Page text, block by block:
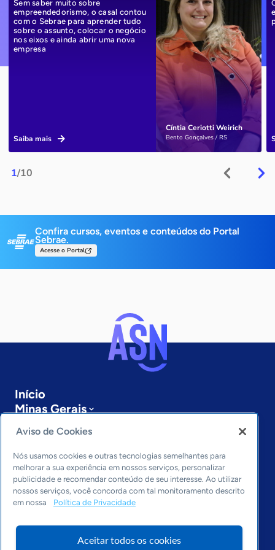
1/10
Cíntia Ceriotti Weirich
Bento Gonçalves / RS
Sem saber muito sobre
empreendedorismo, o casal contou
com o Sebrae para aprender tudo
sobre o assunto, colocar o negócio
nos eixos e ainda abrir uma nova
empresa
Saiba mais
Confira cursos, eventos e conteúdos do Portal
Sebrae.
Acesse o Portal
Início
Minas Gerais
Sobre a ASN
Últimas notícias
Entre em contato
Editorias
Economia & Política
Inovação & Tecnologia
Cultura empreendedora
Aviso de Cookies
Nós usamos cookies e outras tecnologias semelhantes para
melhorar a sua experiência em nossos serviços, personalizar
publicidade e recomendar conteúdo de seu interesse. Ao utilizar
nossos serviços, você concorda com tal monitoramento descrito
em nossa
Política de Privacidade
Aceitar todos os cookies